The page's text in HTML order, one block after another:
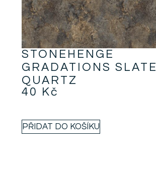
STONEHENGE
GRADATIONS SLATE
QUARTZ
40
Kč
PŘIDAT DO KOŠÍKU